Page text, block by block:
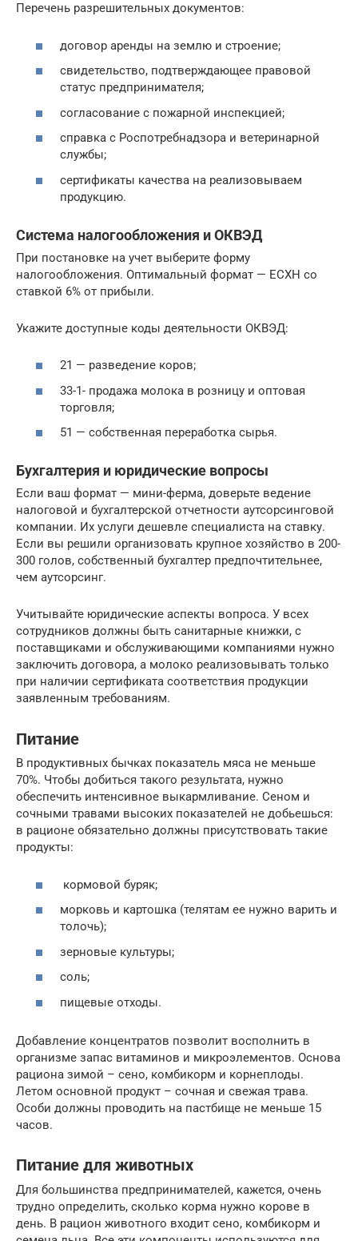
Перечень разрешительных документов:
договор аренды на землю и строение;
свидетельство, подтверждающее правовой
статус предпринимателя;
согласование с пожарной инспекцией;
справка с Роспотребнадзора и ветеринарной
службы;
сертификаты качества на реализовываем
продукцию.
Система налогообложения и ОКВЭД
При постановке на учет выберите форму
налогообложения. Оптимальный формат — ЕСХН со
ставкой 6% от прибыли.
Укажите доступные коды деятельности ОКВЭД:
21 — разведение коров;
33-1- продажа молока в розницу и оптовая
торговля;
51 — собственная переработка сырья.
Бухгалтерия и юридические вопросы
Если ваш формат — мини-ферма, доверьте ведение
налоговой и бухгалтерской отчетности аутсорсинговой
компании. Их услуги дешевле специалиста на ставку.
Если вы решили организовать крупное хозяйство в 200-
300 голов, собственный бухгалтер предпочтительнее,
чем аутсорсинг.
Учитывайте юридические аспекты вопроса. У всех
сотрудников должны быть санитарные книжки, с
поставщиками и обслуживающими компаниями нужно
заключить договора, а молоко реализовывать только
при наличии сертификата соответствия продукции
заявленным требованиям.
Питание
В продуктивных бычках показатель мяса не меньше
70%. Чтобы добиться такого результата, нужно
обеспечить интенсивное выкармливание. Сеном и
сочными травами высоких показателей не добьешься:
в рационе обязательно должны присутствовать такие
продукты:
кормовой буряк;
морковь и картошка (телятам ее нужно варить и
толочь);
зерновые культуры;
соль;
пищевые отходы.
Добавление концентратов позволит восполнить в
организме запас витаминов и микроэлементов. Основа
рациона зимой – сено, комбикорм и корнеплоды.
Летом основной продукт – сочная и свежая трава.
Особи должны проводить на пастбище не меньше 15
часов.
Питание для животных
Для большинства предпринимателей, кажется, очень
трудно определить, сколько корма нужно корове в
день. В рацион животного входит сено, комбикорм и